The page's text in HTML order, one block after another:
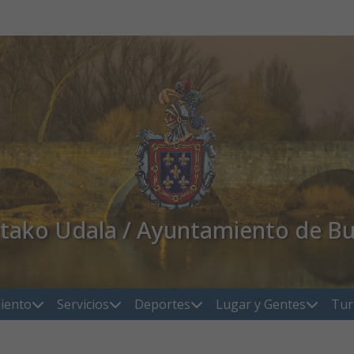
Udala / Ayuntamiento de
Servicios Deportes Lugar y Gentes